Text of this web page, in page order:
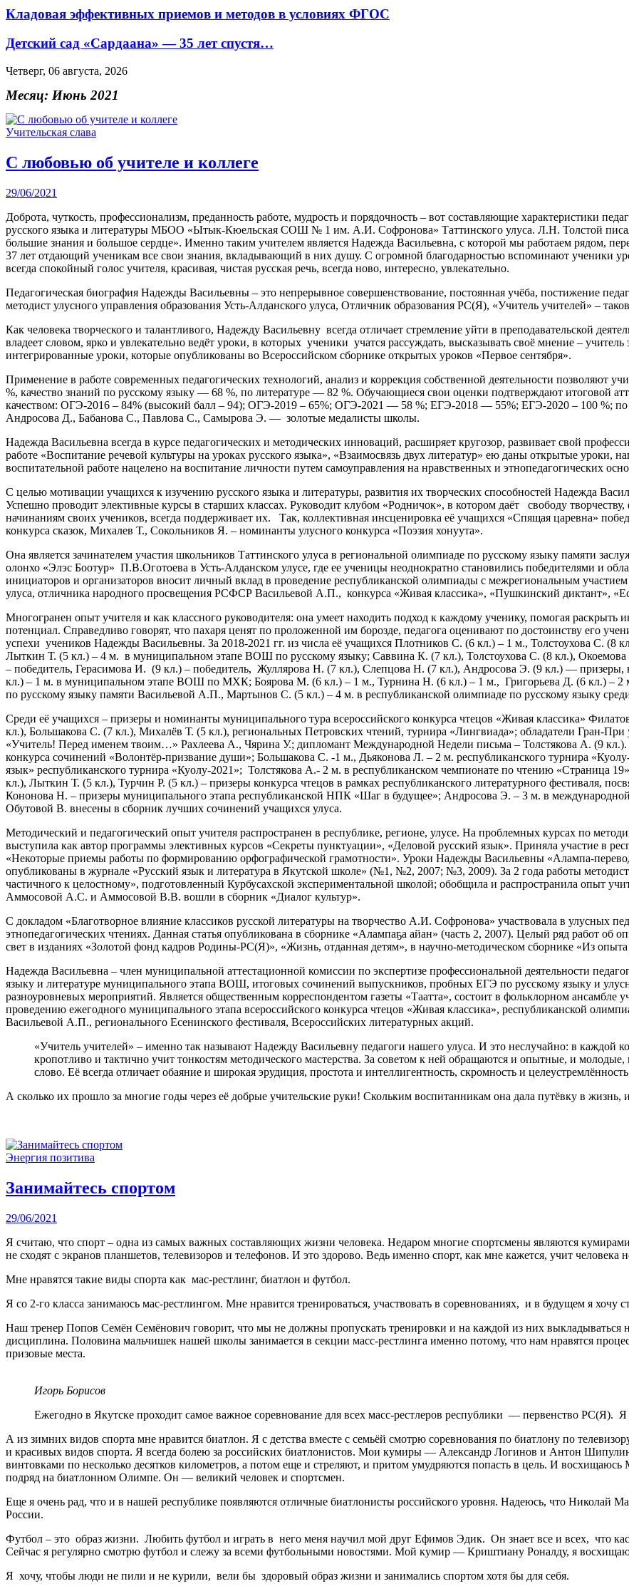
Кладовая эффективных приемов и методов в условиях ФГОС
Детский сад «Сардаана» — 35 лет спустя…
Четверг, 06 августа, 2026
Месяц: Июнь 2021
Учительская слава
С любовью об учителе и коллеге
29/06/2021
Доброта, чуткость, профессионализм, преданность работе, мудрость и порядочность – вот составляющие характеристики
русского языка и литературы МБОО «Ытык-Кюельская СОШ № 1 им. А.И. Софронова» Таттинского улуса. Л.Н. Толстой
большие знания и большое сердце». Именно таким учителем является Надежда Васильевна, с которой мы работаем рядом,
37 лет отдающий ученикам все свои знания, вкладывающий в них душу. С огромной благодарностью вспоминают ученики
всегда спокойный голос учителя, красивая, чистая русская речь, всегда ново, интересно, увлекательно.
Педагогическая биография Надежды Васильевны – это непрерывное совершенствование, постоянная учёба, постижение
методист улусного управления образования Усть-Алданского улуса, Отличник образования РС(Я), «Учитель учителей» –
Как человека творческого и талантливого, Надежду Васильевну всегда отличает стремление уйти в преподавательской
владеет словом, ярко и увлекательно ведёт уроки, в которых ученики учатся рассуждать, высказывать своё мнение –
интегрированные уроки, которые опубликованы во Всероссийском сборнике открытых уроков «Первое сентября».
Применение в работе современных педагогических технологий, анализ и коррекция собственной деятельности позволяют
%, качество знаний по русскому языку — 68 %, по литературе — 82 %. Обучающиеся свои оценки подтверждают итоговой
качеством: ОГЭ-2016 – 84% (высокий балл – 94); ОГЭ-2019 – 65%; ОГЭ-2021 — 58 %; ЕГЭ-2018 — 55%; ЕГЭ-2020 – 100 %;
Андросова Д., Бабанова С., Павлова С., Самырова Э. — золотые медалисты школы.
Надежда Васильевна всегда в курсе педагогических и методических инноваций, расширяет кругозор, развивает свой
работе «Воспитание речевой культуры на уроках русского языка», «Взаимосвязь двух литератур» ею даны открытые уроки,
воспитательной работе нацелено на воспитание личности путем самоуправления на нравственных и этнопедагогических
С целью мотивации учащихся к изучению русского языка и литературы, развития их творческих способностей Надежда
Успешно проводит элективные курсы в старших классах. Руководит клубом «Родничок», в котором даёт свободу
начинаниям своих учеников, всегда поддерживает их. Так, коллективная инсценировка её учащихся «Спящая царевна»
конкурса сказок, Михалев Т., Сокольников Я. – номинанты улусного конкурса «Поэзия хонуута».
Она является зачинателем участия школьников Таттинского улуса в региональной олимпиаде по русскому языку памяти
олонхо «Элэс Боотур» П.В.Оготоева в Усть-Алданском улусе, где ее ученицы неоднократно становились победителями и
инициаторов и организаторов вносит личный вклад в проведение республиканской олимпиады с межрегиональным
улуса, отличника народного просвещения РСФСР Васильевой А.П., конкурса «Живая классика», «Пушкинский диктант»,
Многогранен опыт учителя и как классного руководителя: она умеет находить подход к каждому ученику, помогая
потенциал. Справедливо говорят, что пахаря ценят по проложенной им борозде, педагога оценивают по достоинству его
успехи учеников Надежды Васильевны. За 2018-2021 гг. из числа её учащихся Плотников С. (6 кл.) – 1 м., Толстоухова С.
Лыткин Т. (5 кл.) – 4 м. в муниципальном этапе ВОШ по русскому языку; Саввина К. (7 кл.), Толстоухова С. (8 кл.),
– победитель, Герасимова И. (9 кл.) – победитель, Жуллярова Н. (7 кл.), Слепцова Н. (7 кл.), Андросова Э. (9 кл.) —
кл.) – 1 м. в муниципальном этапе ВОШ по МХК; Боярова М. (6 кл.) – 1 м., Турнина Н. (6 кл.) – 1 м., Григорьева Д. (6 кл.) – 2
по русскому языку памяти Васильевой А.П., Мартынов С. (5 кл.) – 4 м. в республиканской олимпиаде по русскому языку
Среди её учащихся – призеры и номинанты муниципального тура всероссийского конкурса чтецов «Живая классика»
кл.), Большакова С. (7 кл.), Михалёв Т. (5 кл.), региональных Петровских чтений, турнира «Лингвиада»; обладатели Гран-
«Учитель! Перед именем твоим…» Рахлеева А., Чярина У.; дипломант Международной Недели письма – Толстякова А. (9
конкурса сочинений «Волонтёр-призвание души»; Большакова С. -1 м., Дьяконова Л. – 2 м. республиканского турнира
язык» республиканского турнира «Куолу-2021»; Толстякова А.- 2 м. в республиканском чемпионате по чтению «Страница
кл.), Лыткин Т. (5 кл.), Турчин Р. (5 кл.) – призеры конкурса чтецов в рамках республиканского литературного фестиваля,
Кононова Н. – призеры муниципального этапа республиканской НПК «Шаг в будущее»; Андросова Э. – 3 м. в
Обутовой В. внесены в сборник лучших сочинений учащихся улуса.
Методический и педагогический опыт учителя распространен в республике, регионе, улусе. На проблемных курсах по
выступила как автор программы элективных курсов «Секреты пунктуации», «Деловой русский язык». Приняла участие в
«Некоторые приемы работы по формированию орфографической грамотности». Уроки Надежды Васильевны «Алампа-
опубликованы в журнале «Русский язык и литература в Якутской школе» (№1, №2, 2007; №3, 2009). За 2 года работы
частичного к целостному», подготовленный Курбусахской экспериментальной школой; обобщила и распространила опыт
Аммосовой А.С. и Аммосовой В.В. вошли в сборник «Диалог культур».
С докладом «Благотворное влияние классиков русской литературы на творчество А.И. Софронова» участвовала в улусных
этнопедагогических чтениях. Данная статья опубликована в сборнике «Алампаҕа айан» (часть 2, 2007). Целый ряд работ об
свет в изданиях «Золотой фонд кадров Родины-РС(Я)», «Жизнь, отданная детям», в научно-методическом сборнике «Из
Надежда Васильевна – член муниципальной аттестационной комиссии по экспертизе профессиональной деятельности
языку и литературе муниципального этапа ВОШ, итоговых сочинений выпускников, пробных ЕГЭ по русскому языку и
разноуровневых мероприятий. Является общественным корреспондентом газеты «Таатта», состоит в фольклорном
проведению ежегодного муниципального этапа всероссийского конкурса чтецов «Живая классика», республиканской
Васильевой А.П., регионального Есенинского фестиваля, Всероссийских литературных акций.
«Учитель учителей» – именно так называют Надежду Васильевну педагоги нашего улуса. И это неслучайно: в каждой
кропотливо и тактично учит тонкостям методического мастерства. За советом к ней обращаются и опытные, и
слово. Её всегда отличает обаяние и широкая эрудиция, простота и интеллигентность, скромность и
А сколько их прошло за многие годы через её добрые учительские руки! Скольким воспитанникам она дала путёвку в
Энергия позитива
Занимайтесь спортом
29/06/2021
Я считаю, что спорт – одна из самых важных составляющих жизни человека. Недаром многие спортсмены являются
не сходят с экранов планшетов, телевизоров и телефонов. И это здорово. Ведь именно спорт, как мне кажется, учит человека
Мне нравятся такие виды спорта как мас-рестлинг, биатлон и футбол.
Я со 2-го класса занимаюсь мас-рестлингом. Мне нравится тренироваться, участвовать в соревнованиях, и в будущем я хочу
Наш тренер Попов Семён Семёнович говорит, что мы не должны пропускать тренировки и на каждой из них выкладываться
дисциплина. Половина мальчишек нашей школы занимается в секции масс-рестлинга именно потому, что нам нравятся
призовые места.
Игорь Борисов
Ежегодно в Якутске проходит самое важное соревнование для всех масс-рестлеров республики — первенство РС(Я).
А из зимних видов спорта мне нравится биатлон. Я с детства вместе с семьёй смотрю соревнования по биатлону по
и красивых видов спорта. Я всегда болею за российских биатлонистов. Мои кумиры — Александр Логинов и Антон
винтовками по несколько десятков километров, а потом еще и стреляют, и притом умудряются попасть в цель. И
подряд на биатлонном Олимпе. Он — великий человек и спортсмен.
Еще я очень рад, что и в нашей республике появляются отличные биатлонисты российского уровня. Надеюсь, что
России.
Футбол – это образ жизни. Любить футбол и играть в него меня научил мой друг Ефимов Эдик. Он знает все и всех, что
Сейчас я регулярно смотрю футбол и слежу за всеми футбольными новостями. Мой кумир — Криштиану Роналду, я
Я хочу, чтобы люди не пили и не курили, вели бы здоровый образ жизни и занимались спортом хотя бы для себя.